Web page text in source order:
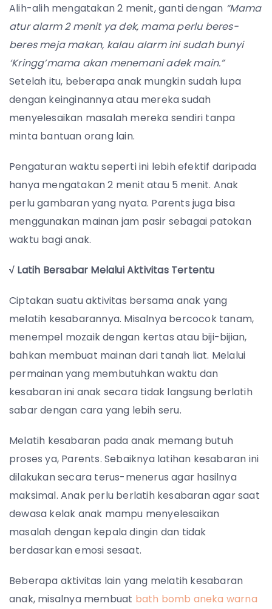
Alih-alih mengatakan 2 menit, ganti dengan “Mama
atur alarm 2 menit ya dek, mama perlu beres-
beres meja makan, kalau alarm ini sudah bunyi
‘Kringg’mama akan menemani adek main.”
Setelah itu, beberapa anak mungkin sudah lupa
dengan keinginannya atau mereka sudah
menyelesaikan masalah mereka sendiri tanpa
minta bantuan orang lain.
Pengaturan waktu seperti ini lebih efektif daripada
hanya mengatakan 2 menit atau 5 menit. Anak
perlu gambaran yang nyata. Parents juga bisa
menggunakan mainan jam pasir sebagai patokan
waktu bagi anak.
√ Latih Bersabar Melalui Aktivitas Tertentu
Ciptakan suatu aktivitas bersama anak yang
melatih kesabarannya. Misalnya bercocok tanam,
menempel mozaik dengan kertas atau biji-bijian,
bahkan membuat mainan dari tanah liat. Melalui
permainan yang membutuhkan waktu dan
kesabaran ini anak secara tidak langsung berlatih
sabar dengan cara yang lebih seru.
Melatih kesabaran pada anak memang butuh
proses ya, Parents. Sebaiknya latihan kesabaran ini
dilakukan secara terus-menerus agar hasilnya
maksimal. Anak perlu berlatih kesabaran agar saat
dewasa kelak anak mampu menyelesaikan
masalah dengan kepala dingin dan tidak
berdasarkan emosi sesaat.
Beberapa aktivitas lain yang melatih kesabaran
anak, misalnya membuat bath bomb aneka warna